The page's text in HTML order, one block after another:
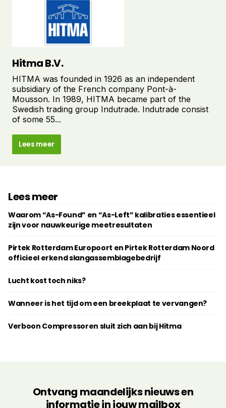
Hitma B.V.
HITMA was founded in 1926 as an independent
subsidiary of the French company Pont-à-
Mousson. In 1989, HITMA became part of the
Swedish trading group Indutrade. Indutrade consist
of some 55...
Lees meer
Lees meer
Waarom “As-Found” en “As-Left” kalibraties essentieel
zijn voor nauwkeurige meetresultaten
Pirtek Rotterdam Europoort en Pirtek Rotterdam Noord
officieel erkend slangassemblagebedrijf
Lucht kost toch niks?
Wanneer is het tijd om een breekplaat te vervangen?
Verboon Compressoren sluit zich aan bij Hitma
Ontvang maandelijks nieuws en
informatie in jouw mailbox